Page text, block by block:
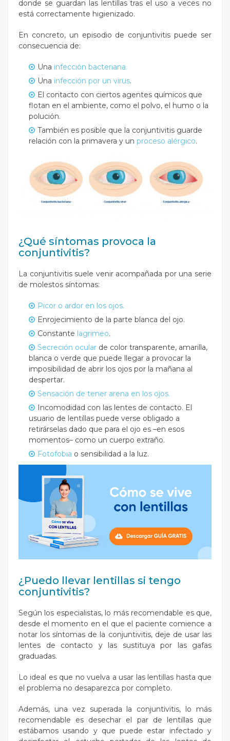
donde se guardan las lentillas tras el uso a veces no
está correctamente higienizado.
En concreto, un episodio de conjuntivitis puede ser
consecuencia de:
Una infección bacteriana.
Una infección por un virus.
El contacto con ciertos agentes químicos que
flotan en el ambiente, como el polvo, el humo o la
polución.
También es posible que la conjuntivitis guarde
relación con la primavera y un proceso alérgico.
¿Qué síntomas provoca la
conjuntivitis?
La conjuntivitis suele venir acompañada por una serie
de molestos síntomas:
Picor o ardor en los ojos.
Enrojecimiento de la parte blanca del ojo.
Constante lagrimeo.
Secreción ocular de color transparente, amarilla,
blanca o verde que puede llegar a provocar la
imposibilidad de abrir los ojos por la mañana al
despertar.
Sensación de tener arena en los ojos.
Incomodidad con las lentes de contacto. El
usuario de lentillas puede verse obligado a
retirárselas dado que para el ojo es –en esos
momentos– como un cuerpo extraño.
Fotofobia o sensibilidad a la luz.
¿Puedo llevar lentillas si tengo
conjuntivitis?
Según los especialistas, lo más recomendable es que,
desde el momento en el que el paciente comience a
notar los síntomas de la conjuntivitis, deje de usar las
lentes de contacto y las sustituya por las gafas
graduadas.
Lo ideal es que no vuelva a usar las lentillas hasta que
el problema no desaparezca por completo.
Además, una vez superada la conjuntivitis, lo más
recomendable es desechar el par de lentillas que
estábamos usando y que puede estar infectado y